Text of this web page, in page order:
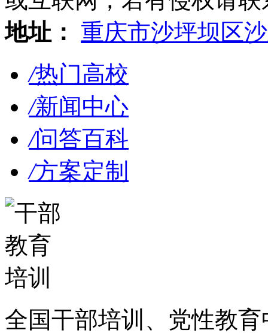
地址：
重庆市沙坪坝区
/热门高校
/新闻中心
/问答百科
/方案定制
全国干部培训、党性教